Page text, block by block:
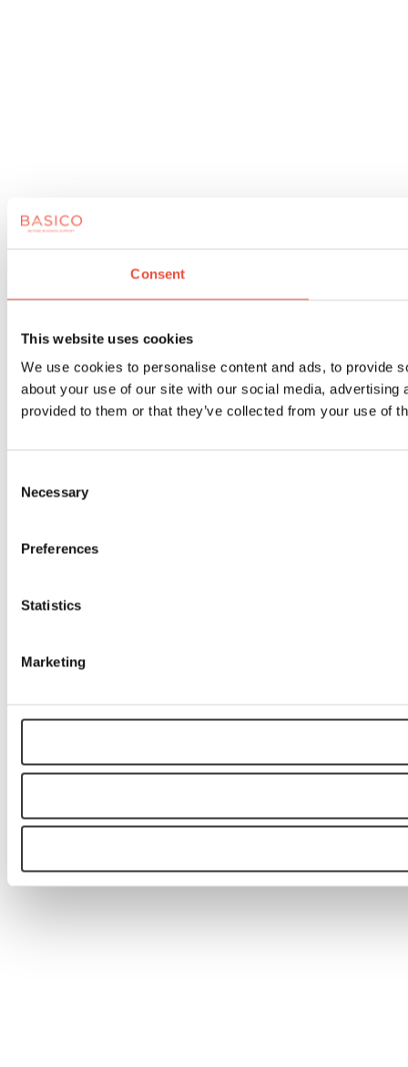
Consent
This website uses cookies
We use cookies to personalise content and ads, to provide
about your use of our site with our social media,
provided to them or that they’ve collected from your use of
Selection
Necessary
Preferences
Statistics
Marketing